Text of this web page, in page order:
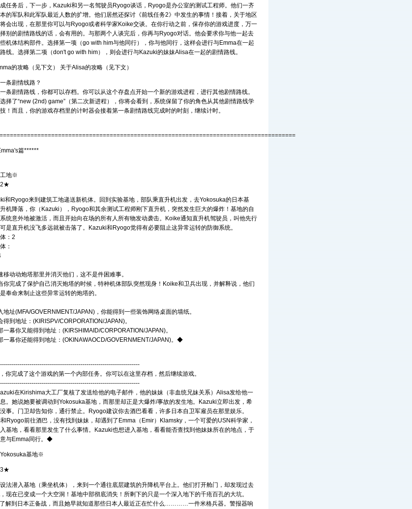
务后，下一步，Kazuki和另一名驾驶员Ryogo谈话，Ryogo是办公室的测试工程师。他们一齐
的军队和此军队最近人数的扩增。他们居然还探讨《前线任务2》中发生的事情！接着，关于地区
会出现，在那里你可以与Ryogo或者科学家Koike交谈。在你行动之前，保存你的游戏进度，万一
别的剧情路线的话，会有用的。与那两个人谈完后，你再与Ryogo对话。他会要求你与他一起去
机体结构部件。选择第一项（go with him与他同行），你与他同行，这样会进行与Emma在一起
线。选择第二项（don't go with him），则会进行与Kazuki的妹妹Alisa在一起的剧情路线。
的攻略（见下文） 关于Alisa的攻略（见下文）
条剧情线路？
条剧情路线，你都可以存档。你可以从这个存盘点开始一个新的游戏进程，进行其他剧情路线。
择了“new (2nd) game”（第二次新进程），你将会看到，系统保留了你的角色从其他剧情路线学
！而且，你的游戏存档里的计时器会接着第一条剧情路线完成时的时刻，继续计时。
篇******
地※
和Ryogo来到建筑工地递送新机体。回到实验基地，部队乘直升机出发，去Yokosuka的日本基
机降落，你（Kazuki），Ryogo和其余测试工程师刚下直升机，突然发生巨大的爆炸！基地的自
统意外地被激活，而且开始向在场的所有人所有物发动袭击。Koike通知直升机驾驶员，叫他先行
是直升机没飞多远就被击落了。Kazuki和Ryogo觉得有必要阻止这异常运转的防御系统。
：2
：
移动动炮塔那里并消灭他们，这不是件困难事。
你完成了保护自己消灭炮塔的时候，特种机体部队突然现身！Koike和卫兵出现，并解释说，他们
奉命来制止这些异常运转的炮塔的。
地址(MFA/GOVERNMENT/JAPAN)，你能得到一些装饰网络桌面的墙纸。
得到地址：(KIRISPV/CORPORATION/JAPAN)。
一幕你又能得到地址：(KIRSHIMAID/CORPORATION/JAPAN)。
一幕你还能得到地址：(OKINAWAOCD/GOVERNMENT/JAPAN)。◆
你完成了这个游戏的第一个内部任务。你可以在这里存档，然后继续游戏。
在Kirishima大工厂复核了发送给他的电子邮件，他的妹妹（非血统兄妹关系）Alisa发给他一
。她说她要被调动到Yokosuka基地，而那里却正是大爆炸/事故的发生地。Kazuki立即出发，希
事。门卫却告知你，通行禁止。Ryogo建议你去酒巴看看，许多日本自卫军雇员在那里娱乐。
Ryogo前往酒巴，没有找到妹妹，却遇到了Emma（Emir）Klamsky，一个可爱的USN科学家，
基地，看看那里发生了什么事情。Kazuki也想进入基地，看看能否查找到他妹妹所在的地点，于
与Emma同行。◆
基地※
法潜入基地（乘坐机体），来到一个通往底层建筑的升降机平台上。他们打开舱门，却发现过去
现在已变成一个大空洞！基地中部彻底消失！所剩下的只是一个深入地下的千疮百孔的大坑。
解到日本正备战，而且她早就知道那些日本人最近正在忙什么…………一件米格兵器。警报器响